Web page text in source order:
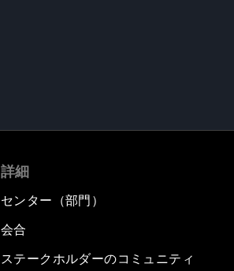
詳細
センター（部門）
会合
ステークホルダーのコミュニティ